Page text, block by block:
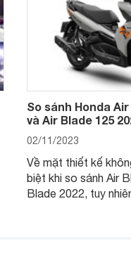
So sánh Honda
và Air Blade 125
02/11/2023
Về mặt thiết kế
biệt khi so sánh Air
Blade 2022, tuy